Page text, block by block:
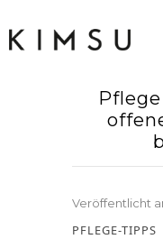
Veröffentlicht
PFLEGE-TIPPS